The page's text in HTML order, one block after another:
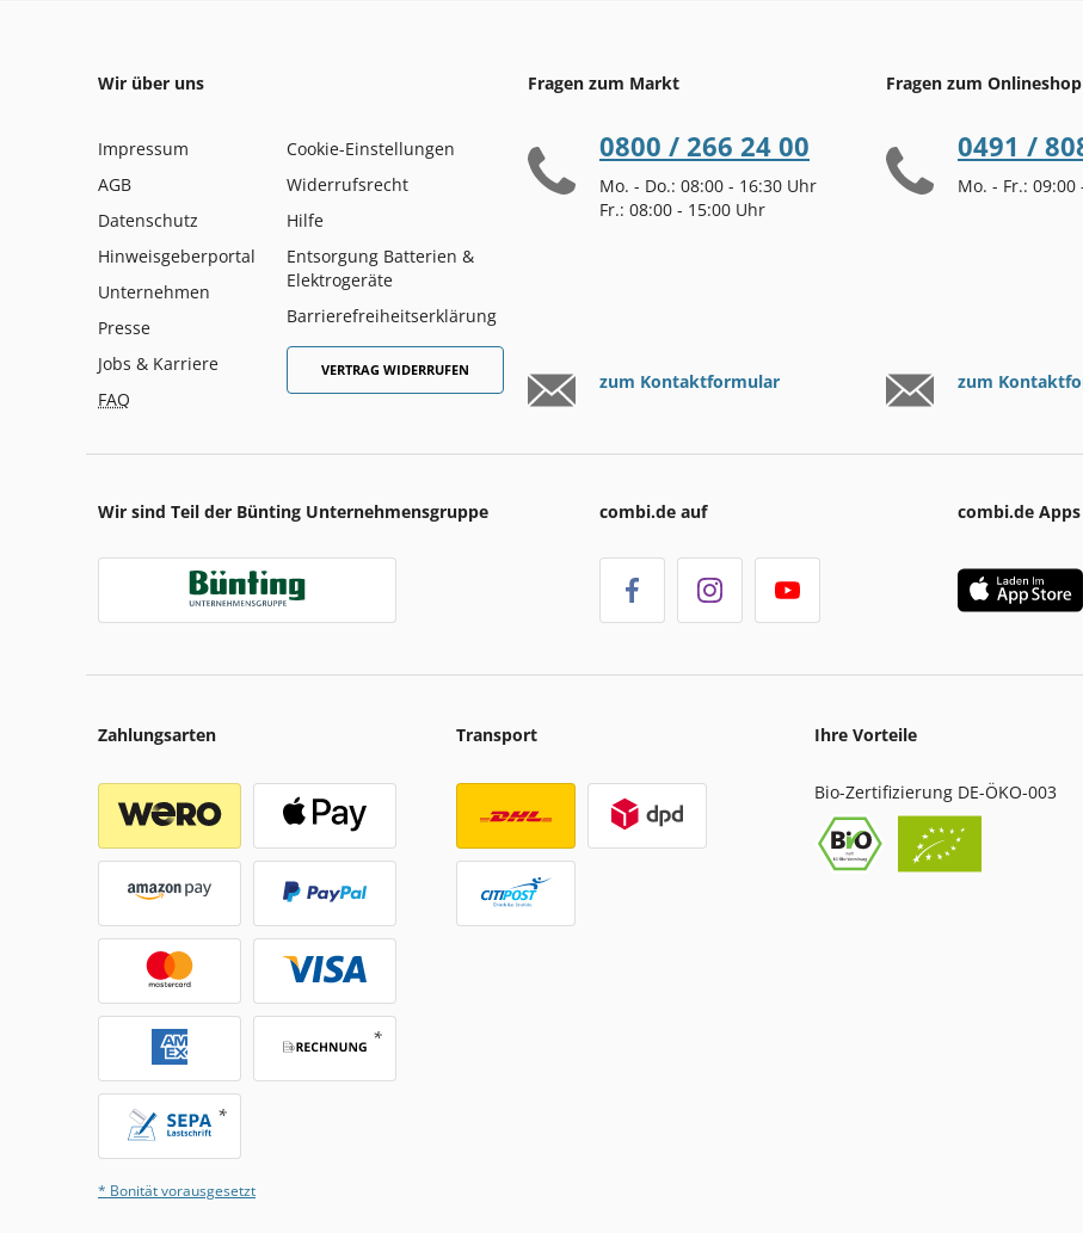
Wir über uns
Impressum
AGB
Datenschutz
Hinweisgeberportal
Unternehmen
Presse
Jobs & Karriere
FAQ
Cookie-Einstellungen
Widerrufsrecht
Hilfe
Entsorgung Batterien &
Elektrogeräte
Barrierefreiheitserklärung
VERTRAG WIDERRUFEN
Fragen zum Markt
0800 / 266 24 00
Mo. - Do.: 08:00 - 16:30 Uhr
Fr.: 08:00 - 15:00 Uhr
zum Kontaktformular
Fragen zum Onlineshop
0491 /
Mo. - Fr.:
zum
Wir sind Teil der Bünting Unternehmensgruppe combi.de auf combi.de Apps
Zahlungsarten
* Bonität vorausgesetzt
Transport Ihre Vorteile
Bio-Zertifizierung DE-ÖKO-003